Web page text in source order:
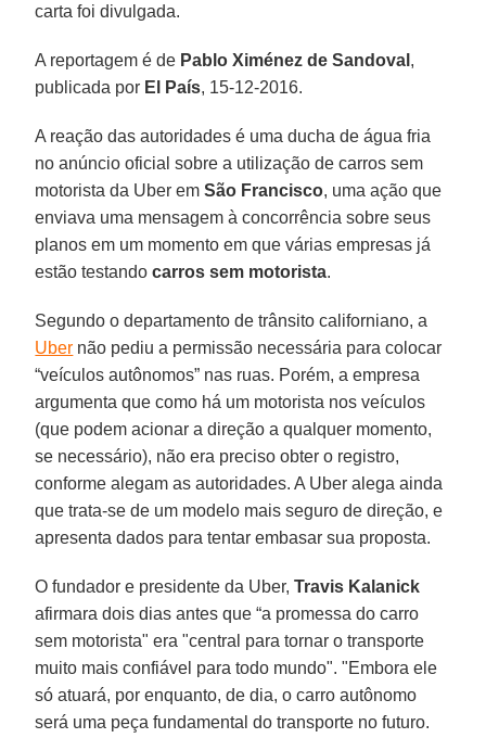
carta foi divulgada.
A reportagem é de Pablo Ximénez de Sandoval ,
publicada por El País, 15-12-2016.
A reação das autoridades é uma ducha de água fria
no anúncio oficial sobre a utilização de carros sem
motorista da Uber em São Francisco, uma ação que
enviava uma mensagem à concorrência sobre seus
planos em um momento em que várias empresas já
estão testandocarros sem motorista.
Segundo o departamento de trânsito californiano, a
Uber não pediu a permissão necessária para colocar
“veículos autônomos” nas ruas. Porém, a empresa
argumenta que como há um motorista nos veículos
(que podem acionar a direção a qualquer momento,
se necessário), não era preciso obter o registro,
conforme alegam as autoridades. A Uber alega ainda
que trata-se de um modelo mais seguro de direção, e
apresenta dados para tentar embasar sua proposta.
O fundador e presidente da Uber,Travis Kalanick
afirmara dois dias antes que “a promessa do carro
sem motorista" era "central para tornar o transporte
muito mais confiável para todo mundo". "Embora ele
só atuará, por enquanto, de dia, o carro autônomo
será uma peça fundamental do transporte no futuro.